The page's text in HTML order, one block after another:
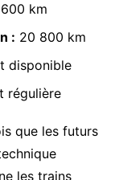
km
: 20 800 km
disponible
régulière
que les futurs
les trains